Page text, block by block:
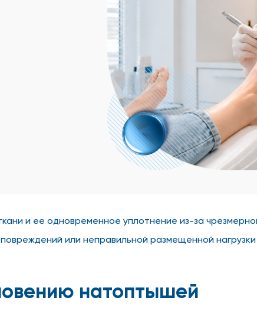
и ее одновременное уплотнение из-за
или неправильной размещенной нагрузки
натоптышей